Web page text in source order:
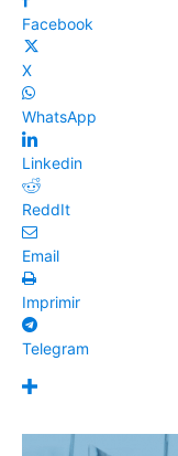
Facebook
X
WhatsApp
Linkedin
ReddIt
Email
Imprimir
Telegram